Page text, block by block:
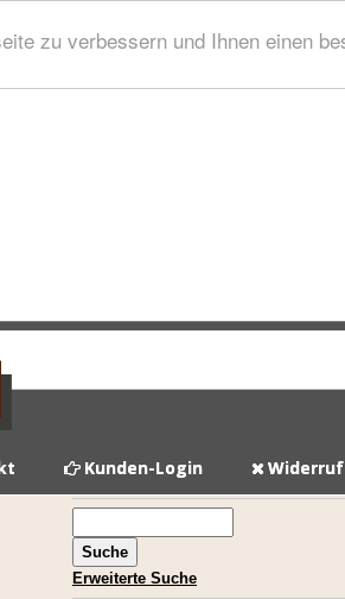
zu verbessern und Ihnen einen
Kunden-Login
Erweiterte Suche